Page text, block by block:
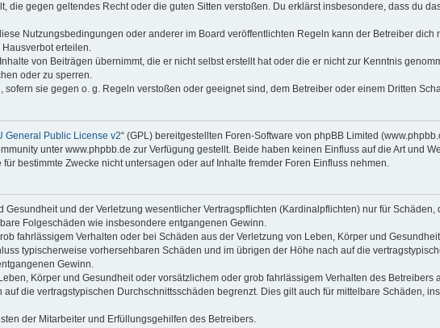
die gegen geltendes Recht oder die guten Sitten verstoßen. Du erklärst insbesondere, dass du
Nutzungsbedingungen oder anderer im Board veröffentlichten Regeln kann der Betreiber dich
erteilen.
von Beiträgen übernimmt, die er nicht selbst erstellt hat oder die er nicht zur Kenntnis
oder zu sperren.
sie gegen o. g. Regeln verstoßen oder geeignet sind, dem Betreiber oder einem Dritten
General Public License v2“ (GPL) bereitgestellten Foren-Software von phpBB Limited
unter www.phpbb.de zur Verfügung gestellt. Beide haben keinen Einfluss auf die Art und
bestimmte Zwecke nicht untersagen oder auf Inhalte fremder Foren Einfluss nehmen.
und der Verletzung wesentlicher Vertragspflichten (Kardinalpflichten) nur für
Folgeschäden wie insbesondere entgangenen Gewinn.
fahrlässigem Verhalten oder bei Schäden aus der Verletzung von Leben, Körper und
typischerweise vorhersehbaren Schäden und im übrigen der Höhe nach auf die
Gewinn.
Körper und Gesundheit oder vorsätzlichem oder grob fahrlässigem Verhalten des Betreibers
die vertragstypischen Durchschnittsschäden begrenzt. Dies gilt auch für mittelbare Schäden,
der Mitarbeiter und Erfüllungsgehilfen des Betreibers.